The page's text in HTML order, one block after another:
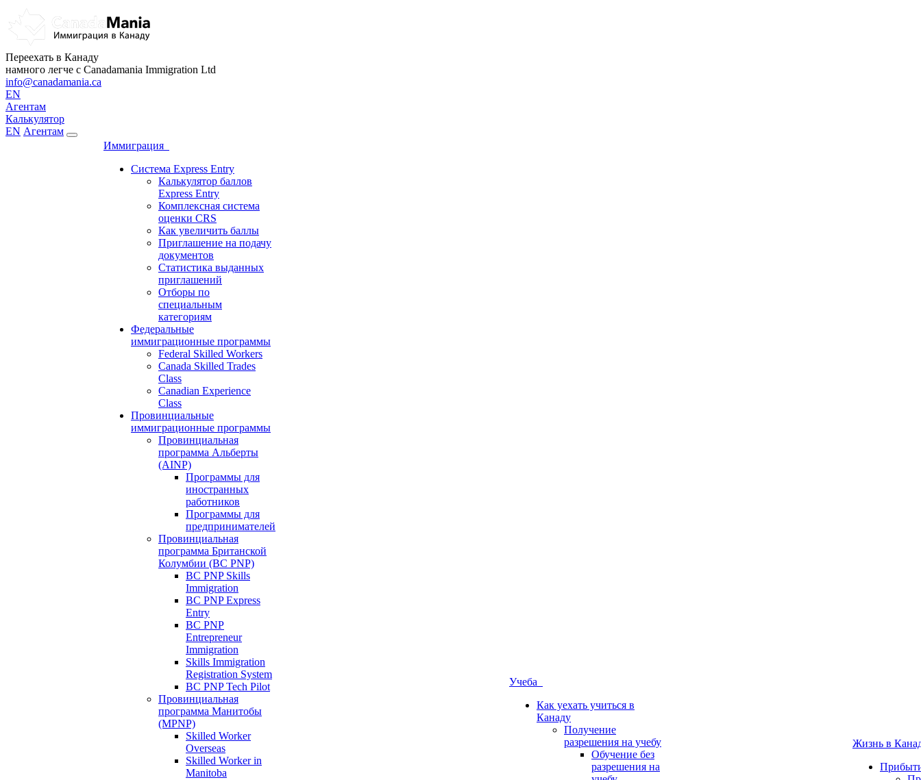
Переехать в Канаду
намного легче с Canadamania Immigration Ltd
info@canadamania.ca
EN
Агентам
Калькулятор
EN Агентам
Иммиграция
Система Express Entry
Калькулятор баллов
Express Entry
Комплексная система
оценки CRS
Как увеличить баллы
Приглашение на подачу
документов
Статистика выданных
приглашений
Отборы по
специальным
категориям
Федеральные
иммиграционные программы
Federal Skilled Workers
Canada Skilled Trades
Class
Canadian Experience
Class
Провинциальные
иммиграционные программы
Провинциальная
программа Альберты
(AINP)
Программы для
иностранных
работников
Программы для
предпринимателей
Провинциальная
программа Британской
Колумбии (BC PNP)
BC PNP Skills
Immigration
BC PNP Express
Entry
BC PNP
Entrepreneur
Immigration
Skills Immigration
Registration System
BC PNP Tech Pilot
Провинциальная
программа Манитобы
(MPNP)
Skilled Worker
Overseas
Skilled Worker in
Manitoba
Учеба
Как уехать учиться в
Канаду
Получение
разрешения на учебу
Обучение без
разрешения на
Жизнь в